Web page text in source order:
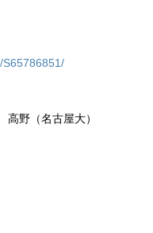
S65786851/
高野（名古屋大）